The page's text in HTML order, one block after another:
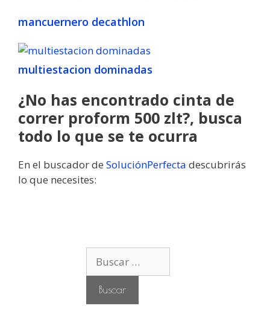
mancuernero decathlon
multiestacion dominadas
¿No has encontrado cinta de
correr proform 500 zlt?, busca
todo lo que se te ocurra
En el buscador de SoluciónPerfecta descubrirás
lo que necesites: